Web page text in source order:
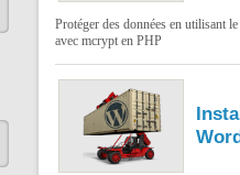
Protéger des données en utilisant
avec mcrypt en PHP